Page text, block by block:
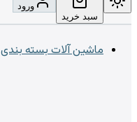
سبد خرید
ورود
ماشین آلات بسته بندی